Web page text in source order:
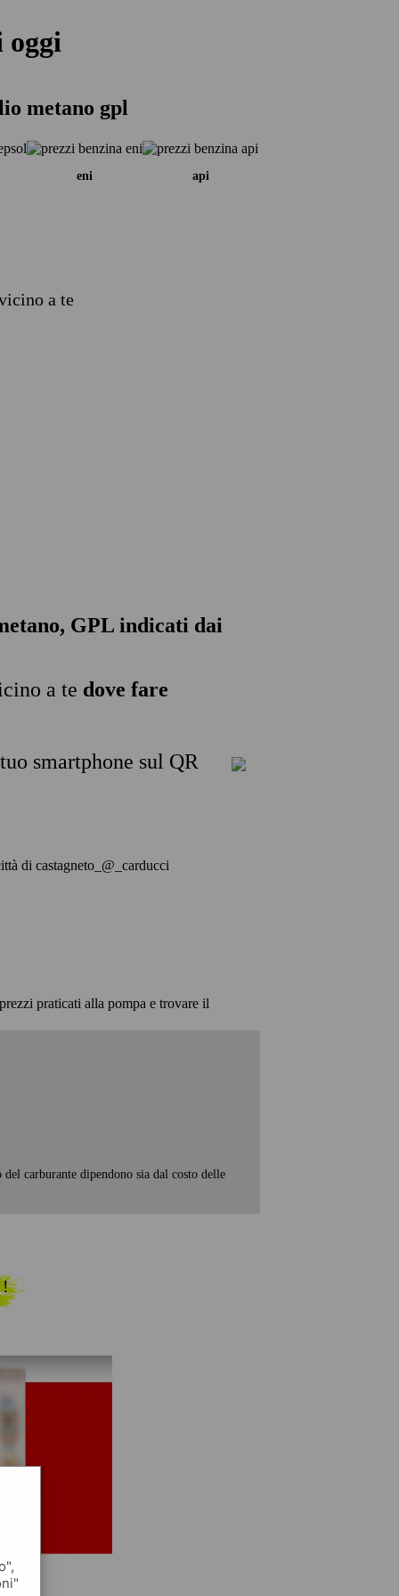
oggi
metano gpl
eni api
a te
GPL indicati dai
a te dove fare
smartphone sul QR
di castagneto_@_carducci
praticati alla pompa e trovare il
carburante dipendono sia dal costo delle
!